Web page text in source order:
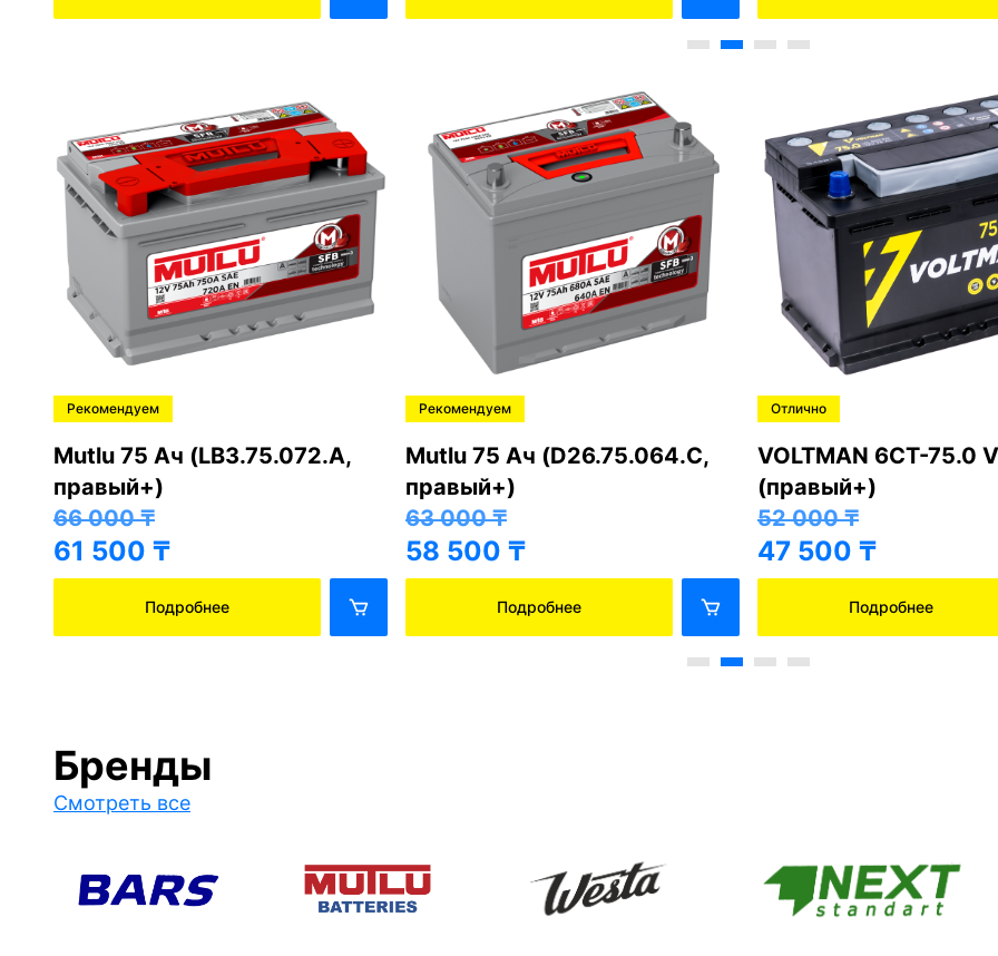
Рекомендуем
Mutlu 75 Ач (LB3.75.072.A,
правый+)
66 000₸
61 500 ₸
Подробнее
Рекомендуем
Mutlu 75 Ач (D26.75.064.C,
правый+)
63 000₸
58 500 ₸
Подробнее
Отлично
VOLTMAN 6CT-75.0
(правый+)
52 000₸
47 500 ₸
Подробнее
Бренды
Смотреть все